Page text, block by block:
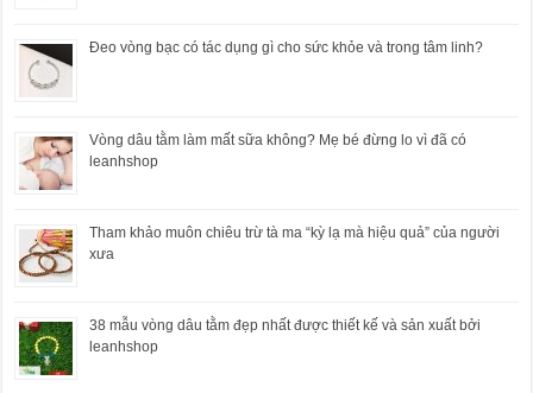
Đeo vòng bạc có tác dụng gì cho sức khỏe và trong tâm linh?
Vòng dâu tằm làm mất sữa không? Mẹ bé đừng lo vì đã có
leanhshop
Tham khảo muôn chiêu trừ tà ma “kỳ lạ mà hiệu quả” của người
xưa
38 mẫu vòng dâu tằm đẹp nhất được thiết kế và sản xuất bởi
leanhshop